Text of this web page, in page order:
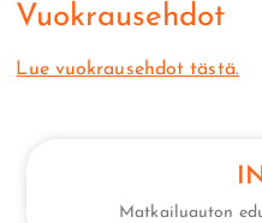
Vuokrausehdot
Lue vuokrausehdot tästä.
Matkailuauton